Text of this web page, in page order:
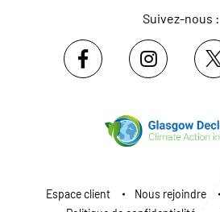
Suivez-nous :
Espace client Nous rejoindre